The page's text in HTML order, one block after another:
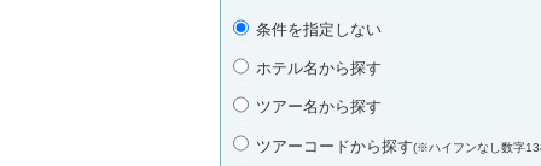
条件を指定しない
ホテル名から探す
ツアー名から探す
ツアーコードから探す(※ハイフンなし数字13